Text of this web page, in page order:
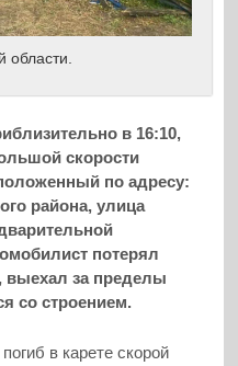
в 16:10,
скорости
по адресу:
района, улица
потерял
выехал за пределы
со строением.
в карете скорой